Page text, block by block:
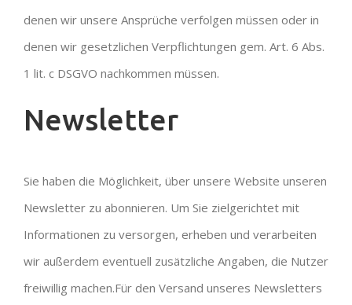
denen wir unsere Ansprüche verfolgen müssen oder in
denen wir gesetzlichen Verpflichtungen gem. Art. 6 Abs.
1 lit. c DSGVO nachkommen müssen.
Newsletter
Sie haben die Möglichkeit, über unsere Website unseren
Newsletter zu abonnieren. Um Sie zielgerichtet mit
Informationen zu versorgen, erheben und verarbeiten
wir außerdem eventuell zusätzliche Angaben, die Nutzer
freiwillig machen.Für den Versand unseres Newsletters